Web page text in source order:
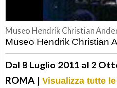
Museo Hendrik Christian
Museo Hendrik Christian
Dal 8 Luglio 2011 al 2
ROMA | Visualizza tutte